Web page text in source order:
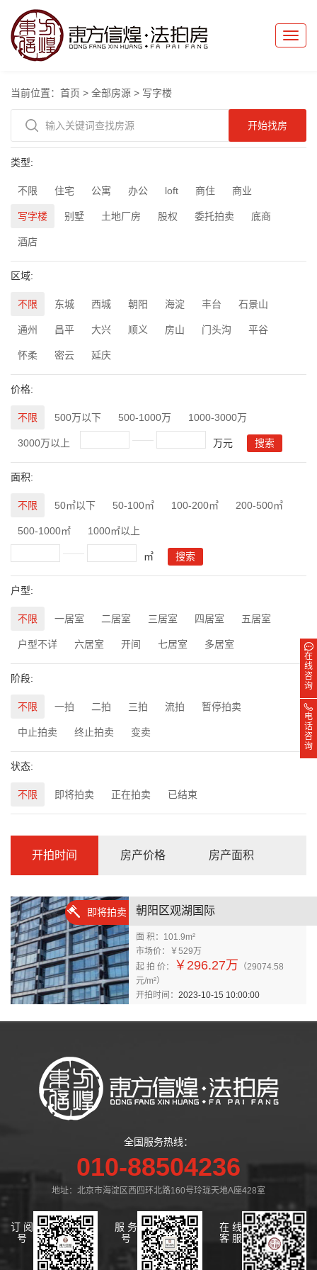
Toggle
当前位置： 首页 > 全部房源 > 写字楼
类型:
不限 住宅 公寓 办公 loft 商住 商业
写字楼 别墅 土地厂房 股权 委托拍卖 底商
酒店
区域:
不限 东城 西城 朝阳 海淀 丰台 石景山
通州 昌平 大兴 顺义 房山 门头沟 平谷
怀柔 密云 延庆
价格:
不限 500万以下 500-1000万 1000-3000万
3000万以上 万元
面积:
不限 50㎡以下 50-100㎡ 100-200㎡ 200-500㎡
500-1000㎡ 1000㎡以上
㎡
户型:
不限 一居室 二居室 三居室 四居室 五居室
户型不详 六居室 开间 七居室 多居室
阶段:
不限 一拍 二拍 三拍 流拍 暂停拍卖
中止拍卖 终止拍卖 变卖
状态:
不限 即将拍卖 正在拍卖 已结束
开拍时间 房产价格 房产面积
即将拍卖 朝阳区观湖国际
面 积：101.9m²
市场价：￥529万
起 拍 价：
￥296.27万
（29074.58
元/m²）
开拍时间：2023-10-15 10:00:00
全国服务热线：
010-88504236
地址：北京市海淀区西四环北路160号玲珑天地A座428室
订 阅
号
服 务
号
在 线
客 服
在
线
咨
询
电
话
咨
询